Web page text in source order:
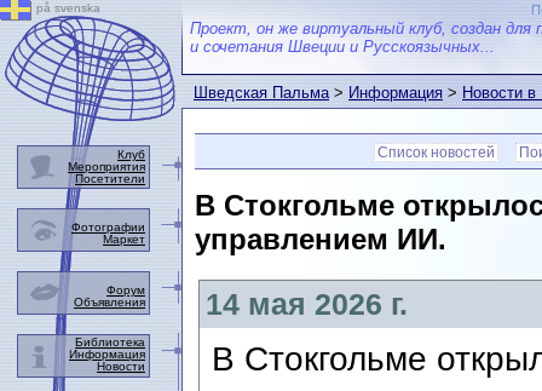
Проект, он же виртуальный клуб, создан для
и сочетания Швеции и Русскоязычных...
Шведская Пальма>Информация>Новости
Список новостей
В Стокгольме
управлением ИИ.
14 мая 2026 г.
В Стокгольме
på svenska
Клуб
Мероприятия
Посетители
Фотографии
Маркет
Форум
Объявления
Библиотека
Информация
Новости